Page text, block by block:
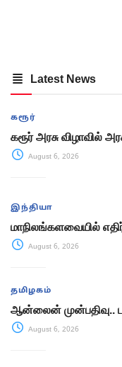
Latest News
கரூர்
கரூர் அரசு விழாவில்
August 6, 2026
இந்தியா
மாநிலங்களவையில்
August 6, 2026
தமிழகம்
ஆன்லைன் முன்பதிவு..
August 6, 2026